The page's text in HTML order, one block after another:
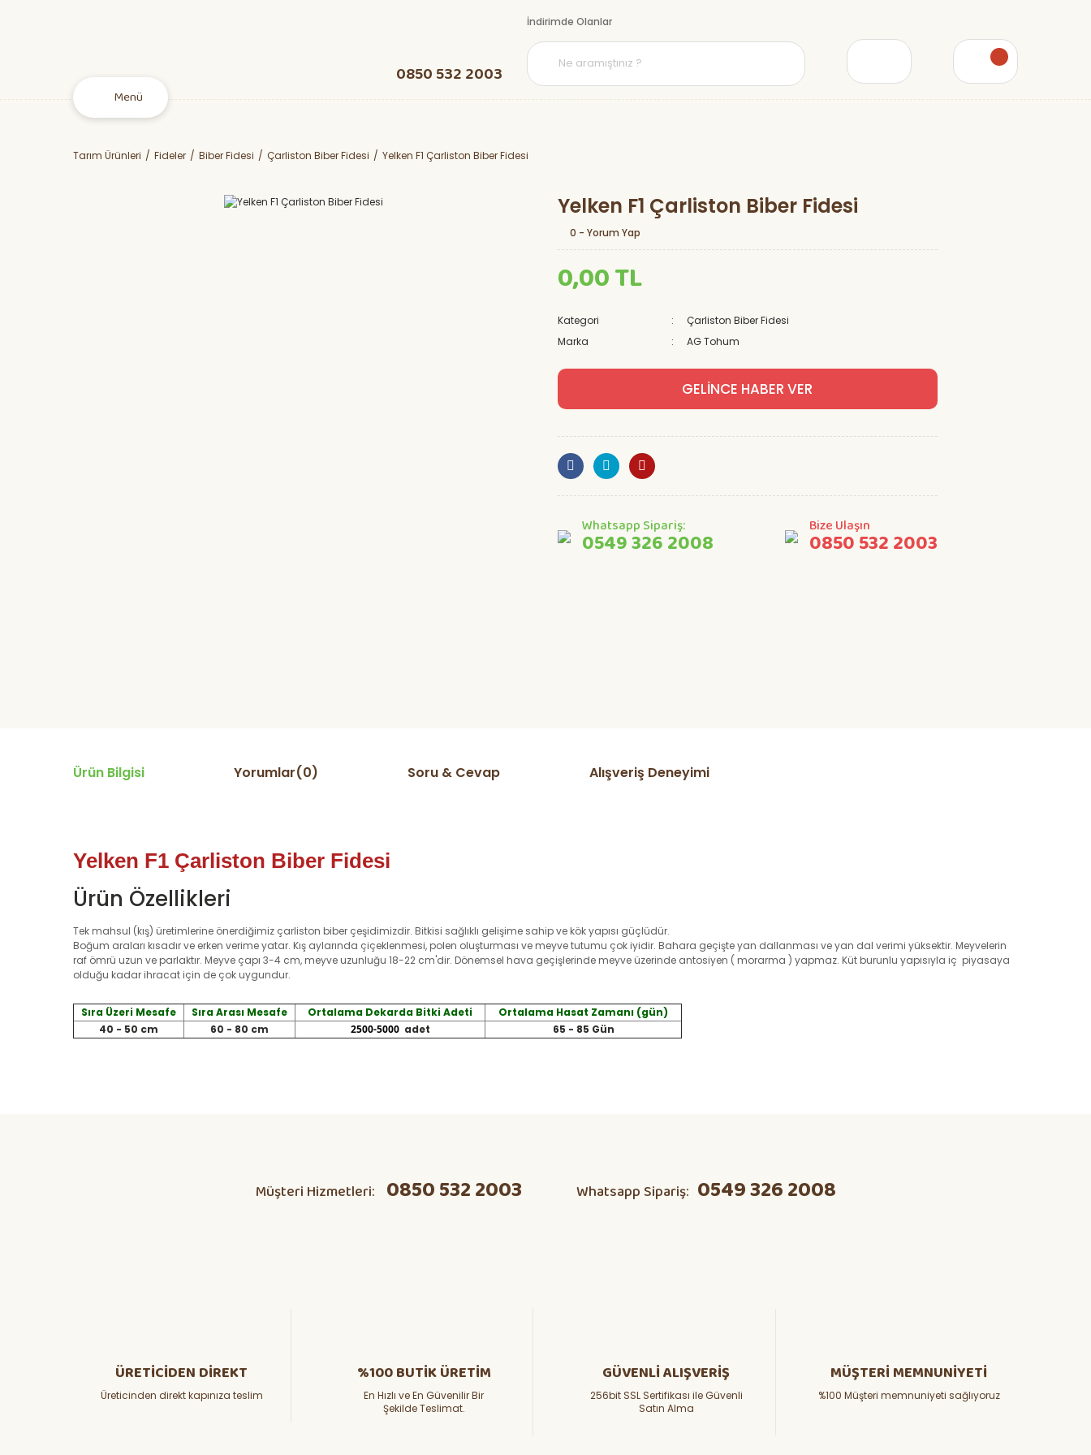
Menü
0850 532 2003
İndirimde Olanlar
Tarım Ürünleri Fideler Biber Fidesi Çarliston Biber Fidesi Yelken F1 Çarliston Biber Fidesi
Yelken F1 Çarliston Biber Fidesi
0 - Yorum Yap
0,00 TL
Kategori
Çarliston Biber Fidesi
Marka
AG Tohum
GELİNCE HABER VER
Whatsapp Sipariş:
0549 326 2008
Bize Ulaşın
0850 532 2003
Ürün Bilgisi Yorumlar(0) Soru & Cevap Alışveriş Deneyimi
Yelken F1 Çarliston Biber Fidesi
Ürün Özellikleri
Tek mahsul (kış) üretimlerine önerdiğimiz çarliston biber çeşidimizdir. Bitkisi sağlıklı gelişime sahip ve kök yapısı güçlüdür.
Boğum araları kısadır ve erken verime yatar. Kış aylarında çiçeklenmesi, polen oluşturması ve meyve tutumu çok iyidir. Bahara geçişte yan dallanması ve yan dal verimi yüksektir. Meyvelerin
raf ömrü uzun ve parlaktır. Meyve çapı 3-4 cm, meyve uzunluğu 18-22 cm'dir. Dönemsel hava geçişlerinde meyve üzerinde antosiyen ( morarma ) yapmaz. Küt burunlu yapısıyla iç piyasaya
olduğu kadar ihracat için de çok uygundur.
Sıra Üzeri Mesafe Sıra Arası Mesafe Ortalama Dekarda Bitki Adeti
Ortalama Hasat Zamanı (gün)
40 - 50 cm
60 - 80 cm 2500-5000 adet 65 - 85 Gün
Yorum Yaz
ADEM BARAN | 26/06/2026
Müşteri Hizmetleri: 0850 532 2003 Whatsapp Sipariş: 0549 326 2008
ÜRETİCİDEN DİREKT
Üreticinden direkt kapınıza teslim
%100 BUTİK ÜRETİM
En Hızlı ve En Güvenilir Bir
Şekilde Teslimat.
GÜVENLİ ALIŞVERİŞ
256bit SSL Sertifikası ile Güvenli
Satın Alma
MÜŞTERİ MEMNUNİYETİ
%100 Müşteri memnuniyeti sağlıyoruz